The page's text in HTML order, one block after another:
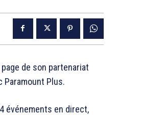
de son partenariat
Paramount Plus.
événements en direct,